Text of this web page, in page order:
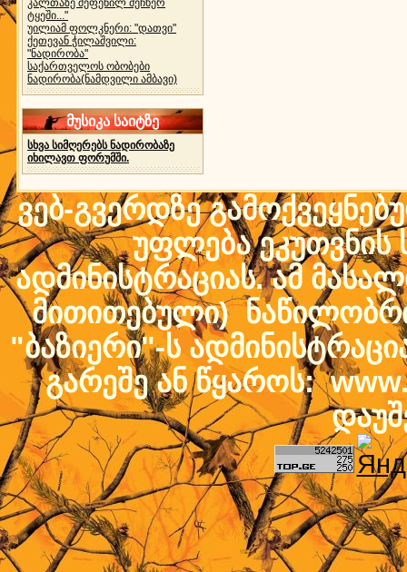
კალთაზე შეფენილ მეჩხერ
ტყეში..."
უილიამ ფოლკნერი: "დათვი"
ქეთევან ჭილაშვილი:
"ნადირობა"
საქართველოს ობობები
ნადირობა(ნამდვილი ამბავი)
მუსიკა საიტზე
სხვა სიმღერებს ნადირობაზე
იხილავთ ფორუმში.
ვებ-გვერდზე
უფლება ეკუთვნის
ადმინისტრაციას. ამ
მითითებული)
"ბაზიერი"-ს
გარეშე ან წყაროს: